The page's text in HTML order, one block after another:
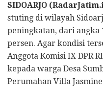
SIDOARJO
stuting di wilayah
peningkatan, dari angka
persen. Agar kondisi
Anggota Komisi IX DPR
kepada warga Desa
Perumahan Villa